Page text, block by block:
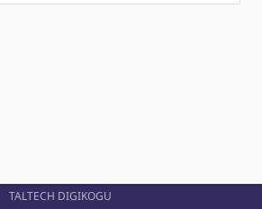
TALTECH DIGIKOGU